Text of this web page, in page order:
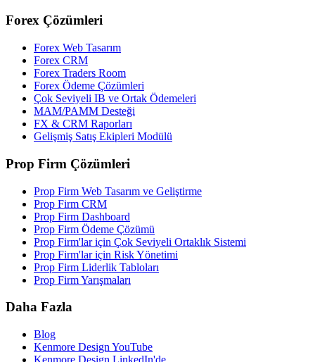
Forex Çözümleri
Forex Web Tasarım
Forex CRM
Forex Traders Room
Forex Ödeme Çözümleri
Çok Seviyeli IB ve Ortak Ödemeleri
MAM/PAMM Desteği
FX & CRM Raporları
Gelişmiş Satış Ekipleri Modülü
Prop Firm Çözümleri
Prop Firm Web Tasarım ve Geliştirme
Prop Firm CRM
Prop Firm Dashboard
Prop Firm Ödeme Çözümü
Prop Firm'lar için Çok Seviyeli Ortaklık Sistemi
Prop Firm'lar için Risk Yönetimi
Prop Firm Liderlik Tabloları
Prop Firm Yarışmaları
Daha Fazla
Blog
Kenmore Design YouTube
Kenmore Design LinkedIn'de